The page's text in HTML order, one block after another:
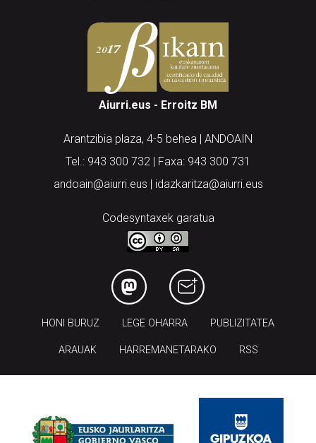
Aiurri.eus - Erroitz BM
Arantzibia plaza, 4-5 behea | ANDOAIN
Tel.: 943 300 732 | Faxa: 943 300 731
andoain@aiurri.eus | idazkaritza@aiurri.eus
Codesyntaxek garatua
HONI BURUZ LEGE OHARRA PUBLIZITATEA
ARAUAK HARREMANETARAKO RSS